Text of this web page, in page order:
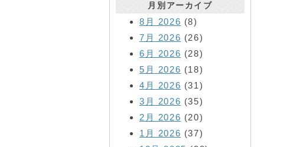
月別アーカイブ
8月 2026 (8)
7月 2026 (26)
6月 2026 (28)
5月 2026 (18)
4月 2026 (31)
3月 2026 (35)
2月 2026 (20)
1月 2026 (37)